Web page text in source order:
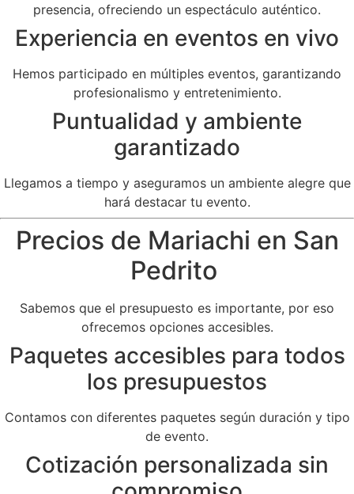
presencia, ofreciendo un espectáculo auténtico.
Experiencia en eventos en vivo
Hemos participado en múltiples eventos, garantizando
profesionalismo y entretenimiento.
Puntualidad y ambiente
garantizado
Llegamos a tiempo y aseguramos un ambiente alegre que
hará destacar tu evento.
Precios de Mariachi en San
Pedrito
Sabemos que el presupuesto es importante, por eso
ofrecemos opciones accesibles.
Paquetes accesibles para todos
los presupuestos
Contamos con diferentes paquetes según duración y tipo
de evento.
Cotización personalizada sin